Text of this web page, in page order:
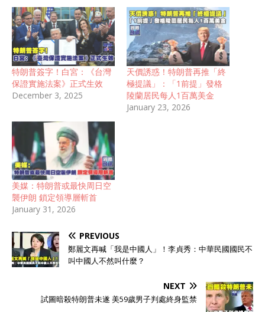
特朗普簽字！白宮：《台灣
保證實施法案》正式生效
December 3, 2025
天價誘惑！特朗普再推「終
極提議」：「1前提」發格
陵蘭居民每人1百萬美金
January 23, 2026
美媒：特朗普或最快周日空
襲伊朗 鎖定領導層斬首
January 31, 2026
PREVIOUS
鄭麗文再喊「我是中國人」！李貞秀：中華民國國民不
叫中國人不然叫什麼？
NEXT
試圖暗殺特朗普未遂 美59歲男子判處終身監禁